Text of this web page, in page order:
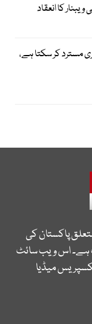
کا انعقاد
مسترد کر سکتا ہے،
پاکستان کی
ہے۔ اس ویب سائٹ
میڈیا